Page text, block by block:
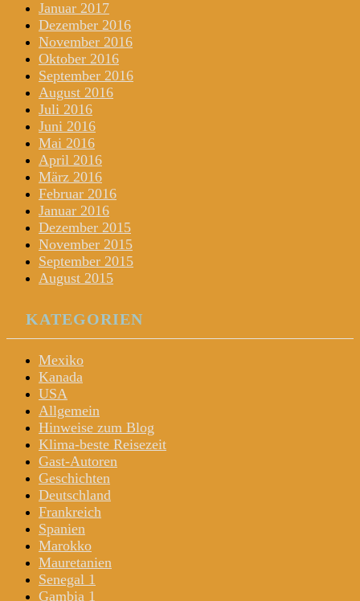
Januar 2017
Dezember 2016
November 2016
Oktober 2016
September 2016
August 2016
Juli 2016
Juni 2016
Mai 2016
April 2016
März 2016
Februar 2016
Januar 2016
Dezember 2015
November 2015
September 2015
August 2015
KATEGORIEN
Mexiko
Kanada
USA
Allgemein
Hinweise zum Blog
Klima-beste Reisezeit
Gast-Autoren
Geschichten
Deutschland
Frankreich
Spanien
Marokko
Mauretanien
Senegal 1
Gambia 1